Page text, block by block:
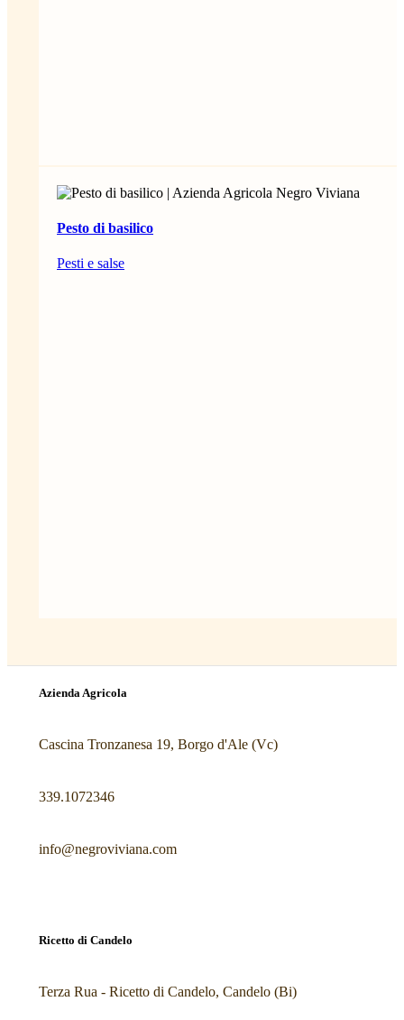
Pesto di basilico
Pesti e salse
Azienda Agricola
Cascina Tronzanesa 19, Borgo d'Ale (Vc)
339.1072346
info@negroviviana.com
Ricetto di Candelo
Terza Rua - Ricetto di Candelo, Candelo (Bi)